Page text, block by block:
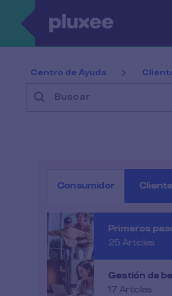
Pasar al contenido principal
Centro de Ayuda
Consumidor Cliente
Primeros
25 Articles
Gestión de
17 Articles